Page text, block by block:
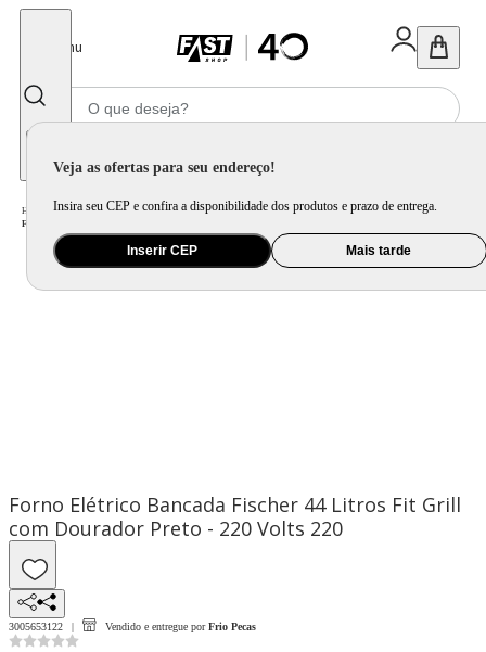
Menu
Veja as ofertas para seu endereço!
Insira seu CEP e confira a disponibilidade dos produtos e prazo de entrega.
Inserir CEP Mais tarde
Home Eletroportátil / Preparo de Alimento / Forno Elétrico /
Forno Elétrico Bancada Fischer 44 Litros Fit Grill com Dourador Preto - 220 Volts
Forno Elétrico Bancada Fischer 44 Litros Fit Grill
com Dourador Preto - 220 Volts 220
3005653122 Vendido e entregue por Frio Pecas